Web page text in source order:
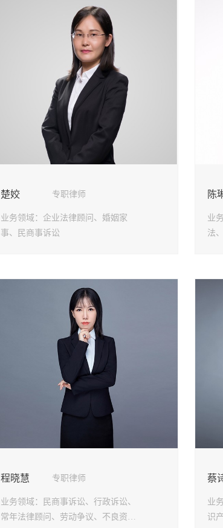
楚姣 专职律师
业务领域： 企业法律顾问、婚姻家
事、民商事诉讼
陈
业
法
程晓慧 专职律师
业务领域：
民商事诉讼、行政诉讼、
常年法律顾问、劳动争议、不良资产
蔡
业
识